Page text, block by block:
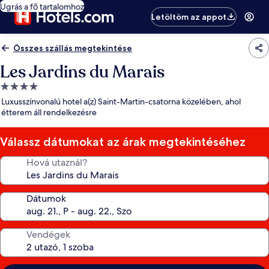
Ugrás a fő tartalomhoz
Letöltöm az appot
Összes szállás megtekintése
Les Jardins du Marais
4.0
csillagos
szálláshely
Luxusszínvonalú hotel a(z) Saint-Martin-csatorna közelében, ahol
étterem áll rendelkezésre
Válassz dátumokat az árak megtekintéséhez
Hová utaznál?
Dátumok
Vendégek